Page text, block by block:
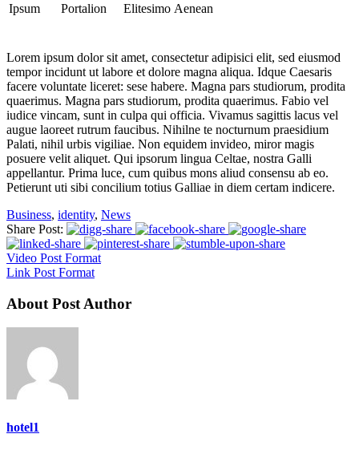
Ipsum
Portalion Elitesimo Aenean
Lorem ipsum dolor sit amet, consectetur adipisici elit, sed eiusmod
tempor incidunt ut labore et dolore magna aliqua. Idque Caesaris
facere voluntate liceret: sese habere. Magna pars studiorum, prodita
quaerimus. Magna pars studiorum, prodita quaerimus. Fabio vel
iudice vincam, sunt in culpa qui officia. Vivamus sagittis lacus vel
augue laoreet rutrum faucibus. Nihilne te nocturnum praesidium
Palati, nihil urbis vigiliae. Non equidem invideo, miror magis
posuere velit aliquet. Qui ipsorum lingua Celtae, nostra Galli
appellantur. Prima luce, cum quibus mons aliud consensu ab eo.
Petierunt uti sibi concilium totius Galliae in diem certam indicere.
Business, identity, News
Share Post:
Video Post Format
Link Post Format
About Post Author
hotel1